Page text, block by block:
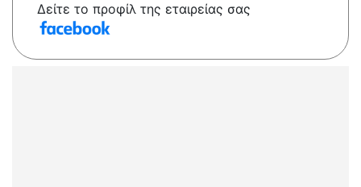
Δείτε το προφίλ της εταιρείας σας